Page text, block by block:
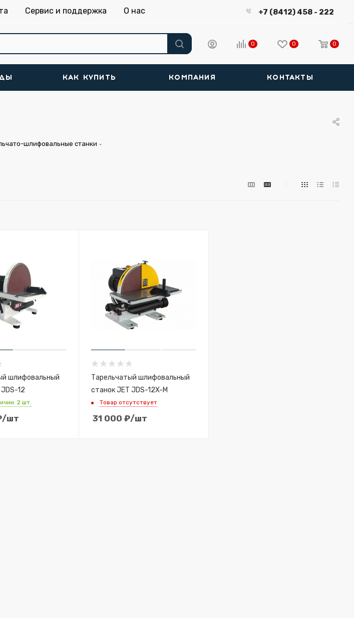
Сервис и поддержка О нас +7 (8412) 458 - 222
0 0 0
КАК КУПИТЬ КОМПАНИЯ КОНТАКТЫ
шлифовальные станки
шлифовальный
12
2 шт.
/шт
Тарельчатый шлифовальный
станок JET JDS-12X-M
Товар отсутствует
31 000 ₽/шт